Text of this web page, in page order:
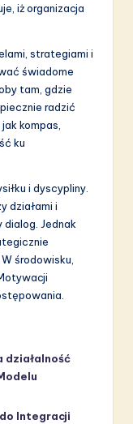
iż organizacja
strategiami i
świadome
tam, gdzie
radzić
kompas,
ku
i dyscypliny.
działami i
Jednak
środowisku,
działalność
Integracji